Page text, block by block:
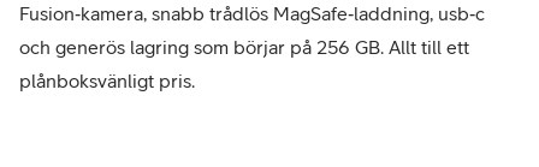
Fusion‑kamera, snabb trådlös MagSafe‑laddning, usb‑c
och generös lagring som börjar på 256 GB. Allt till ett
plånboksvänligt pris.